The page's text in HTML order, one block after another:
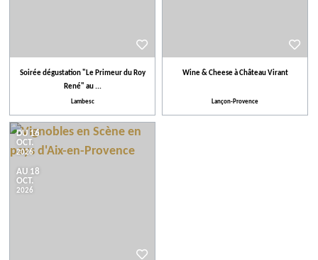
Plus de critères
Soirée dégustation "Le Primeur du Roy
René" au ...
Lambesc
Wine & Cheese à Château Virant
Lançon-Provence
DU 16
OCT.
2026
AU 18
OCT.
2026